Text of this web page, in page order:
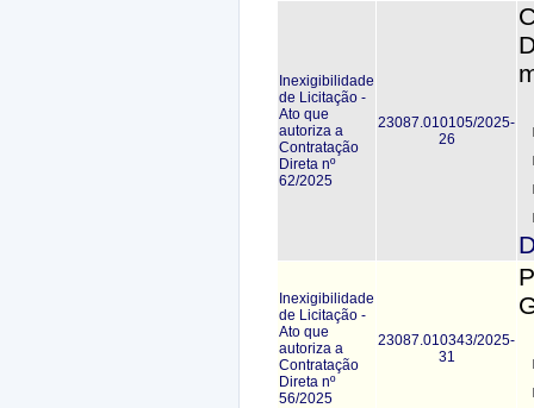
Inexigibilidade
de Licitação -
Ato que
autoriza a
Contratação
Direta nº
62/2025
23087.010105/2025-
26
Inexigibilidade
de Licitação -
Ato que
autoriza a
Contratação
Direta nº
56/2025
23087.010343/2025-
31